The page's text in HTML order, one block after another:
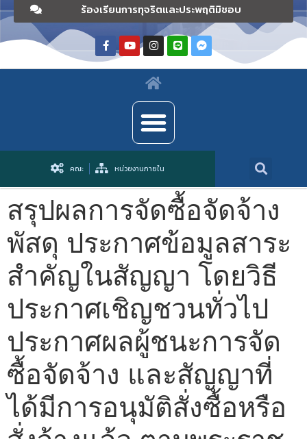
ร้องเรียนการทุจริตและประพฤติมิชอบ
คณะ หน่วยงานภายใน
สรุปผลการจัดซื้อจัดจ้าง
พัสดุ ประกาศข้อมูลสาระ
สำคัญในสัญญา โดยวิธี
ประกาศเชิญชวนทั่วไป
ประกาศผลผู้ชนะการจัด
ซื้อจัดจ้าง และสัญญาที่
ได้มีการอนุมัติสั่งซื้อหรือ